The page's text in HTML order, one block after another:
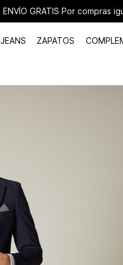
ENVÍO GRATIS Por compras
JEANS ZAPATOS